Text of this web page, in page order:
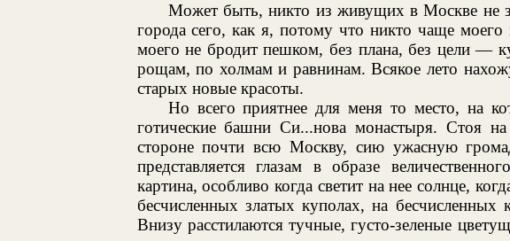
Может быть, никто из живущих в Москве не
города сего, как я, потому что никто чаще
моего не бродит пешком, без плана, без цели —
рощам, по холмам и равнинам. Всякое лето
старых новые красоты.
Но всего приятнее для меня то место, на
готические башни Си...нова монастыря. Стоя
стороне почти всю Москву, сию ужасную
представляется глазам в образе
картина, особливо когда светит на нее солнце,
бесчисленных златых куполах, на бесчисленных
Внизу расстилаются тучные, густо-зеленые